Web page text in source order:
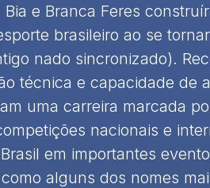
e Branca Feres
brasileiro ao se
nado sincronizado).
técnica e capacidade de
uma carreira marcada
nacionais e
em importantes
alguns dos nomes